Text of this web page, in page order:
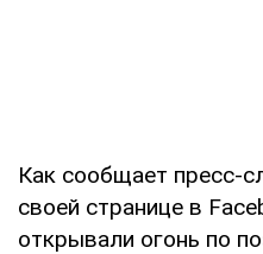
Как сообщает пресс-
своей странице в
открывали огонь по